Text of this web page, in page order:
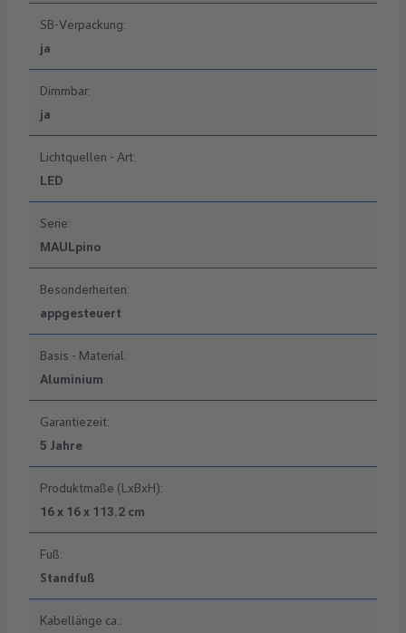
SB-Verpackung:
ja
Dimmbar:
ja
Lichtquellen - Art:
LED
Serie:
MAULpino
Besonderheiten:
appgesteuert
Basis - Material:
Aluminium
Garantiezeit:
5 Jahre
Produktmaße (LxBxH):
16 x 16 x 113.2 cm
Fuß:
Standfuß
Kabellänge ca.: